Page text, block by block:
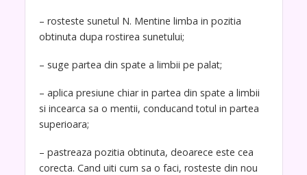
– rosteste sunetul N. Mentine limba in pozitia
obtinuta dupa rostirea sunetului;
– suge partea din spate a limbii pe palat;
– aplica presiune chiar in partea din spate a limbii
si incearca sa o mentii, conducand totul in partea
superioara;
– pastreaza pozitia obtinuta, deoarece este cea
corecta. Cand uiti cum sa o faci, rosteste din nou